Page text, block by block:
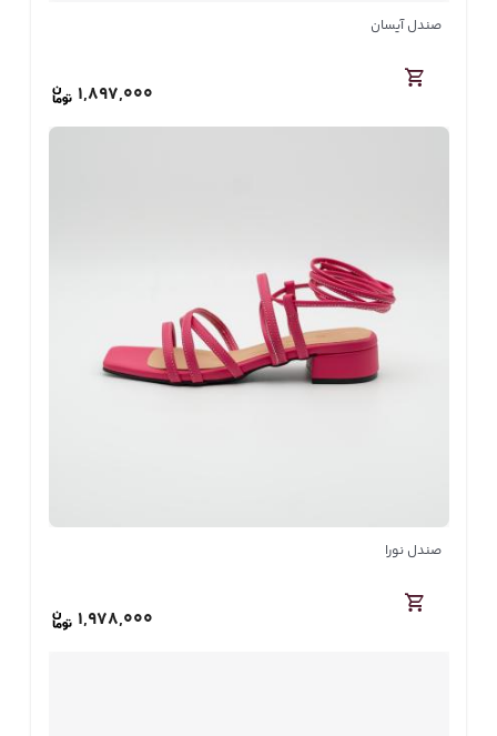
صندل آیسان
1,897,000
صندل نورا
1,978,000